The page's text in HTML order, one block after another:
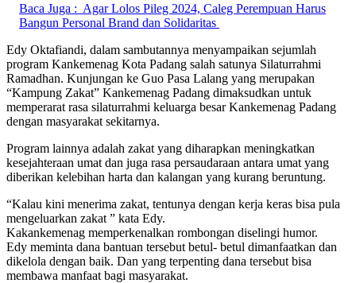
Baca Juga : Agar Lolos Pileg 2024, Caleg Perempuan Harus
Bangun Personal Brand dan Solidaritas
Edy Oktafiandi, dalam sambutannya menyampaikan sejumlah
program Kankemenag Kota Padang salah satunya Silaturrahmi
Ramadhan. Kunjungan ke Guo Pasa Lalang yang merupakan
“Kampung Zakat” Kankemenag Padang dimaksudkan untuk
memperarat rasa silaturrahmi keluarga besar Kankemenag Padang
dengan masyarakat sekitarnya.
Program lainnya adalah zakat yang diharapkan meningkatkan
kesejahteraan umat dan juga rasa persaudaraan antara umat yang
diberikan kelebihan harta dan kalangan yang kurang beruntung.
“Kalau kini menerima zakat, tentunya dengan kerja keras bisa pula
mengeluarkan zakat ” kata Edy.
Kakankemenag memperkenalkan rombongan diselingi humor.
Edy meminta dana bantuan tersebut betul- betul dimanfaatkan dan
dikelola dengan baik. Dan yang terpenting dana tersebut bisa
membawa manfaat bagi masyarakat.